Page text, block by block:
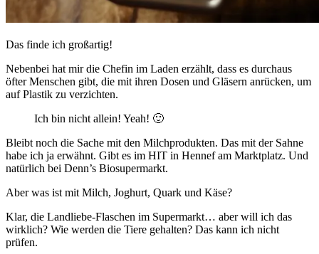
Das finde ich großartig!
Nebenbei hat mir die Chefin im Laden erzählt, dass es durchaus
öfter Menschen gibt, die mit ihren Dosen und Gläsern anrücken, um
auf Plastik zu verzichten.
Ich bin nicht allein! Yeah! 🙂
Bleibt noch die Sache mit den Milchprodukten. Das mit der Sahne
habe ich ja erwähnt. Gibt es im HIT in Hennef am Marktplatz. Und
natürlich bei Denn’s Biosupermarkt.
Aber was ist mit Milch, Joghurt, Quark und Käse?
Klar, die Landliebe-Flaschen im Supermarkt… aber will ich das
wirklich? Wie werden die Tiere gehalten? Das kann ich nicht
prüfen.